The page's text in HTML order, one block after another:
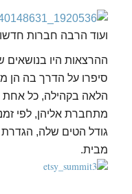
ועוד הרבה חברות
ההרצאות היו בנושאים
סיפרו על הדרך בה
הלאה בקהילה, כל אחת
מתחברת אליהן, לפי
גודל הטים שלה,
מבית.